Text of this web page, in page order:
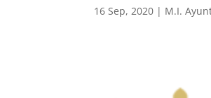
16 Sep, 2020 | M.I.